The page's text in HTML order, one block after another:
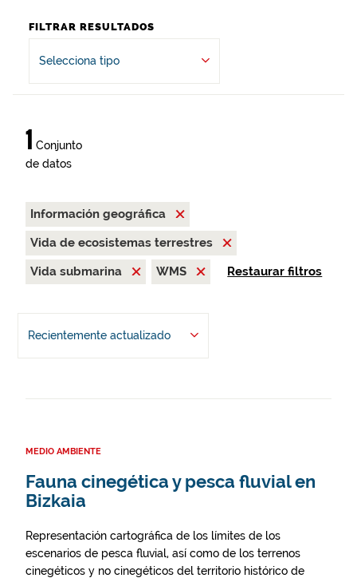
FILTRAR RESULTADOS
Selecciona tipo
1 Conjunto
de datos
Información geográfica
Vida de ecosistemas terrestres
Vida submarina
WMS Restaurar filtros
Recientemente actualizado
MEDIO AMBIENTE
Fauna cinegética y pesca fluvial en
Bizkaia
Representación cartográfica de los límites de los
escenarios de pesca fluvial, así como de los terrenos
cinegéticos y no cinegéticos del territorio histórico de